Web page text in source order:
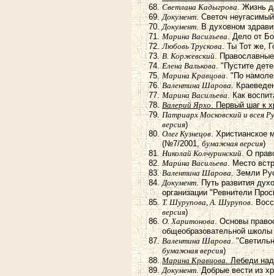
Светлана Кадыгрова. Жизнь
Документ. Светоч
Документ. В духовном
Марина Васильева. Дело от
Любовь Трускова. Ты Тот же,
В. Коржевский.
Елена Валькова. "Пустите
Марина Кравцова. "По
Валентина Шарова.
Марина Васильева. Как
Валерий Ярхо. Первый шаг к
Патриарх Московский и всея
версия)
Олег Кузнецов. Христианское
(№7/2001,бумажная версия)
Николай Колчуринский. О
Марина Васильева. Место
Валентина Шарова. Земли
Документ. Путь развития
организации "Ревнители
Т. Шурупова, А. Шурупов.
версия)
О. Харитонова. Основы
общеобразовательной
Валентина Шарова.
бумажная версия)
Марина Кравцова. Лебеди
Документ. Добрые вести из